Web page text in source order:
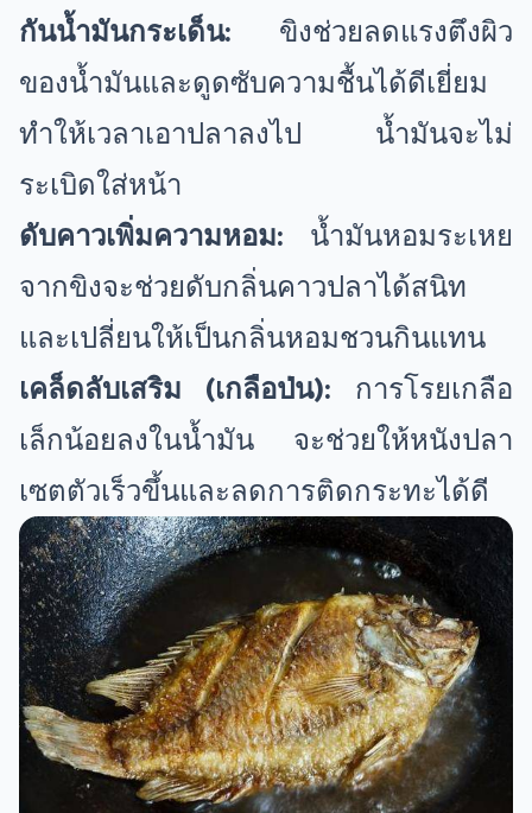
กันน้ำมันกระเด็น: ขิงช่วยลดแรงตึงผิว
ของน้ำมันและดูดซับความชื้นได้ดีเยี่ยม
ทำให้เวลาเอาปลาลงไป น้ำมันจะไม่
ระเบิดใส่หน้า
ดับคาวเพิ่มความหอม: น้ำมันหอมระเหย
จากขิงจะช่วยดับกลิ่นคาวปลาได้สนิท
และเปลี่ยนให้เป็นกลิ่นหอมชวนกินแทน
เคล็ดลับเสริม (เกลือป่น): การโรยเกลือ
เล็กน้อยลงในน้ำมัน จะช่วยให้หนังปลา
เซตตัวเร็วขึ้นและลดการติดกระทะได้ดี